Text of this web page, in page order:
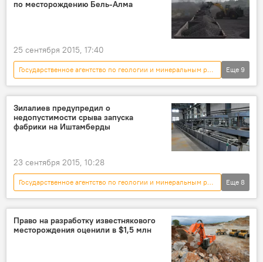
мрамор
аукцион
по месторождению Бель-Алма
25 сентября 2015, 17:40
Государственное агентство по геологии и минеральным ресурсам
Новости
Кыргызстан
Общество
Дуйшенбек Зилалиев
разработка
лицензия
Еще 9
Зилалиев предупредил о
недопустимости срыва запуска
фабрики на Иштамберды
23 сентября 2015, 10:28
Государственное агентство по геологии и минеральным ресурсам
Новости
Кыргызстан
экономика
Общество
Дуйшенбек Зилалиев
месторождение
конкурс
Еще 8
Право на разработку известнякового
месторождения оценили в $1,5 млн